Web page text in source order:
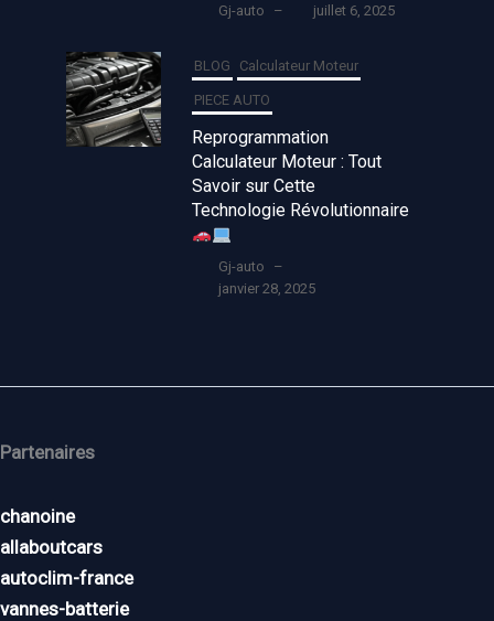
Gj-auto – juillet 6, 2025
BLOG Calculateur Moteur
PIECE AUTO
Reprogrammation
Calculateur Moteur : Tout
Savoir sur Cette
Technologie Révolutionnaire
Gj-auto
–
janvier 28, 2025
Partenaires
chanoine
allaboutcars
autoclim-france
vannes-batterie